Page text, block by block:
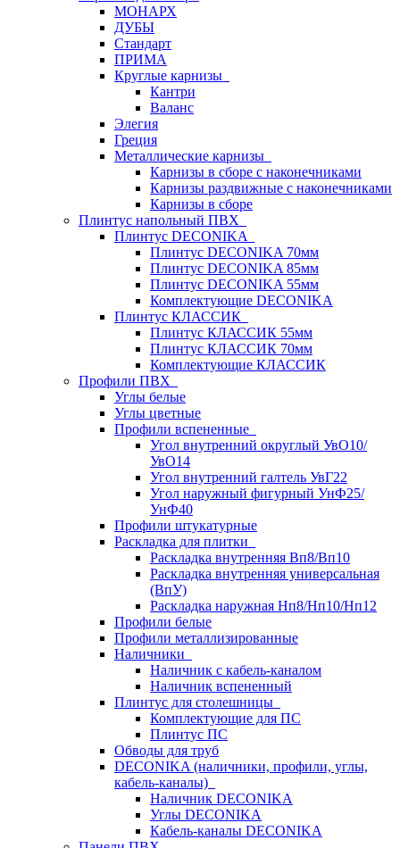
МОНАРХ
ДУБЫ
Стандарт
ПРИМА
Круглые карнизы
Кантри
Валанс
Элегия
Греция
Металлические карнизы
Карнизы в сборе с наконечниками
Карнизы раздвижные с наконечниками
Карнизы в сборе
Плинтус напольный ПВХ
Плинтус DECONIKA
Плинтус DECONIKA 70мм
Плинтус DECONIKA 85мм
Плинтус DECONIKA 55мм
Комплектующие DECONIKA
Плинтус КЛАССИК
Плинтус КЛАССИК 55мм
Плинтус КЛАССИК 70мм
Комплектующие КЛАССИК
Профили ПВХ
Углы белые
Углы цветные
Профили вспененные
Угол внутренний округлый УвО10/
УвО14
Угол внутренний галтель УвГ22
Угол наружный фигурный УнФ25/
УнФ40
Профили штукатурные
Раскладка для плитки
Раскладка внутренняя Вп8/Вп10
Раскладка внутренняя универсальная
(ВпУ)
Раскладка наружная Нп8/Нп10/Нп12
Профили белые
Профили металлизированные
Наличники
Наличник с кабель-каналом
Наличник вспененный
Плинтус для столешницы
Комплектующие для ПС
Плинтус ПС
Обводы для труб
DECONIKA (наличники, профили, углы,
кабель-каналы)
Наличник DECONIKA
Углы DECONIKA
Кабель-каналы DECONIKA